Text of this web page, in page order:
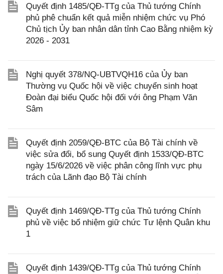
Quyết định 1485/QĐ-TTg của Thủ tướng Chính
phủ phê chuẩn kết quả miễn nhiệm chức vụ Phó
Chủ tịch Ủy ban nhân dân tỉnh Cao Bằng nhiệm kỳ
2026 - 2031
Nghị quyết 378/NQ-UBTVQH16 của Ủy ban
Thường vụ Quốc hội về việc chuyển sinh hoạt
Đoàn đại biểu Quốc hội đối với ông Phạm Văn
Sâm
Quyết định 2059/QĐ-BTC của Bộ Tài chính về
việc sửa đổi, bổ sung Quyết định 1533/QĐ-BTC
ngày 15/6/2026 về việc phân công lĩnh vực phụ
trách của Lãnh đạo Bộ Tài chính
Quyết định 1469/QĐ-TTg của Thủ tướng Chính
phủ về việc bổ nhiệm giữ chức Tư lệnh Quân khu
1
Quyết định 1439/QĐ-TTg của Thủ tướng Chính